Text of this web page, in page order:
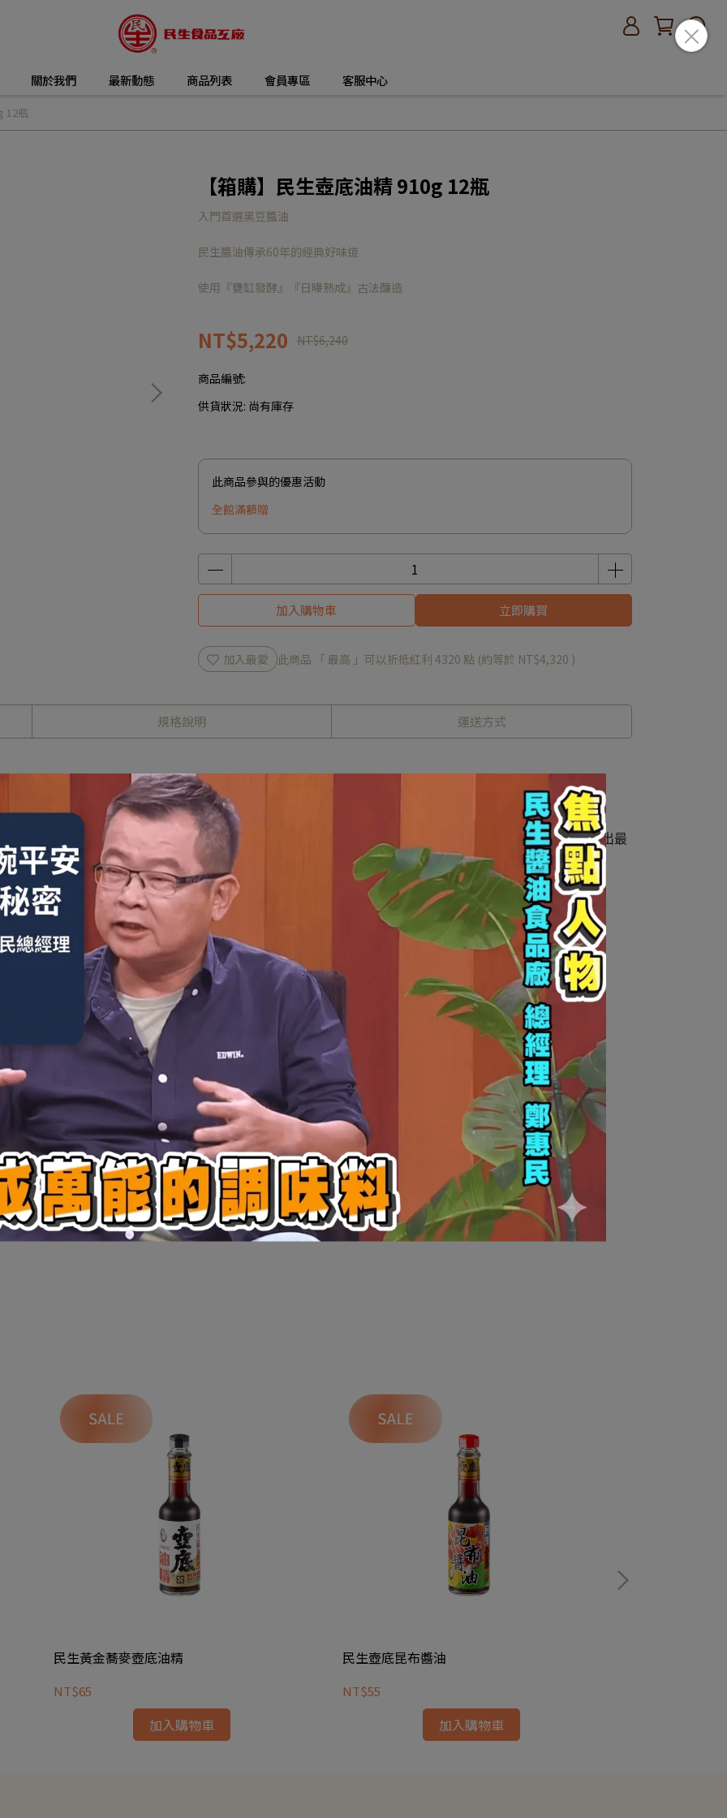
關於我們 最新動態 商品列表 會員專區 客服中心
12瓶
【箱購】民生壺底油精 910g 12瓶
入門首選黑豆醬油
民生醬油傳承60年的經典好味道
使用『甕缸發酵』『日曝熟成』古法釀造
NT$5,220 NT$6,240
商品編號:
供貨狀況: 尚有庫存
此商品參與的優惠活動
全館滿額贈
加入購物車 立即購買
加入最愛 此商品 「 最高 」可以折抵紅利 4320 點 (約等於 NT$4,320 )
規格說明 運送方式
豆與食鹽水經古法製麴後置入甕缸，日曝4～6個月，歷經一年活菌儲蔭熟化，最後以自然滴出工法提煉出最
郁芳香、甘醇回甘，是經典古早味的代表之作
出物、甘草萃(甜味劑)
民生黃金蕎麥壺底油精
NT$65
加入購物車
民生壺底昆布醬油
NT$55
加入購物車